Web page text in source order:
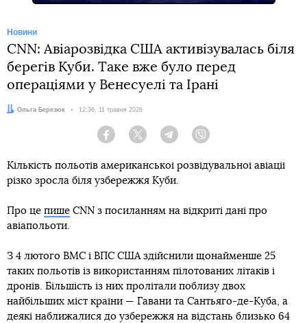
Новини
CNN: Авіарозвідка США активізувалась біля
берегів Куби. Таке вже було перед
операціями у Венесуелі та Ірані
Автор:
Ольга Березюк Дата:
12:36, 11 травня 2026
Facebook Twitter Telegram
Кількість польотів американської розвідувальної авіації
різко зросла біля узбережжя Куби.
Про це пише СNN з посиланням на відкриті дані про
авіапольоти.
З 4 лютого ВМС і ВПС США здійснили щонайменше 25
таких польотів із використанням пілотованих літаків і
дронів. Більшість із них пролітали поблизу двох
найбільших міст країни — Гавани та Сантьяго-де-Куба, а
деякі наближалися до узбережжя на відстань близько 64